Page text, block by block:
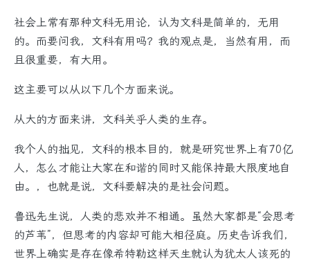
社会上常有那种文科无用论，认为文科是简单的，无用
的。而要问我，文科有用吗？我的观点是，当然有用，而
且很重要，有大用。
这主要可以从以下几个方面来说。
从大的方面来讲，文科关乎人类的生存。
我个人的拙见，文科的根本目的，就是研究世界上有70亿
人，怎么才能让大家在和谐的同时又能保持最大限度地自
由。，也就是说，文科要解决的是社会问题。
鲁迅先生说，人类的悲欢并不相通。虽然大家都是“会思考
的芦苇”，但思考的内容却可能大相径庭。历史告诉我们，
世界上确实是存在像希特勒这样天生就认为犹太人该死的